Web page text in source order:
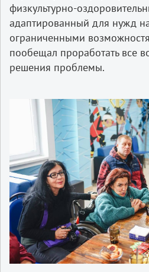
физкультурно-
адаптированный для нужд
ограниченными
пообещал проработать все
решения проблемы.